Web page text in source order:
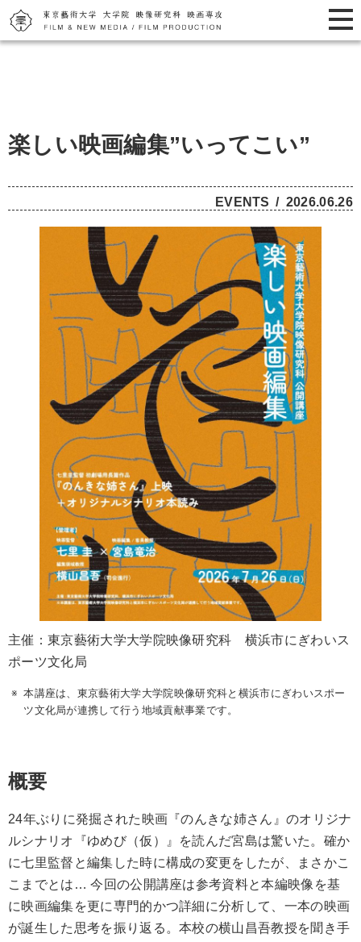
楽しい映画編集”いってこい”
EVENTS 2026.06.26
主催：東京藝術大学大学院映像研究科 横浜市にぎわいス
ポーツ文化局
本講座は、東京藝術大学大学院映像研究科と横浜市にぎわいスポー
ツ文化局が連携して行う地域貢献事業です。
概要
24年ぶりに発掘された映画『のんきな姉さん』のオリジナ
ルシナリオ『ゆめび（仮）』を読んだ宮島は驚いた。確か
に七里監督と編集した時に構成の変更をしたが、まさかこ
こまでとは… 今回の公開講座は参考資料と本編映像を基
に映画編集を更に専門的かつ詳細に分析して、一本の映画
が誕生した思考を振り返る。本校の横山昌吾教授を聞き手